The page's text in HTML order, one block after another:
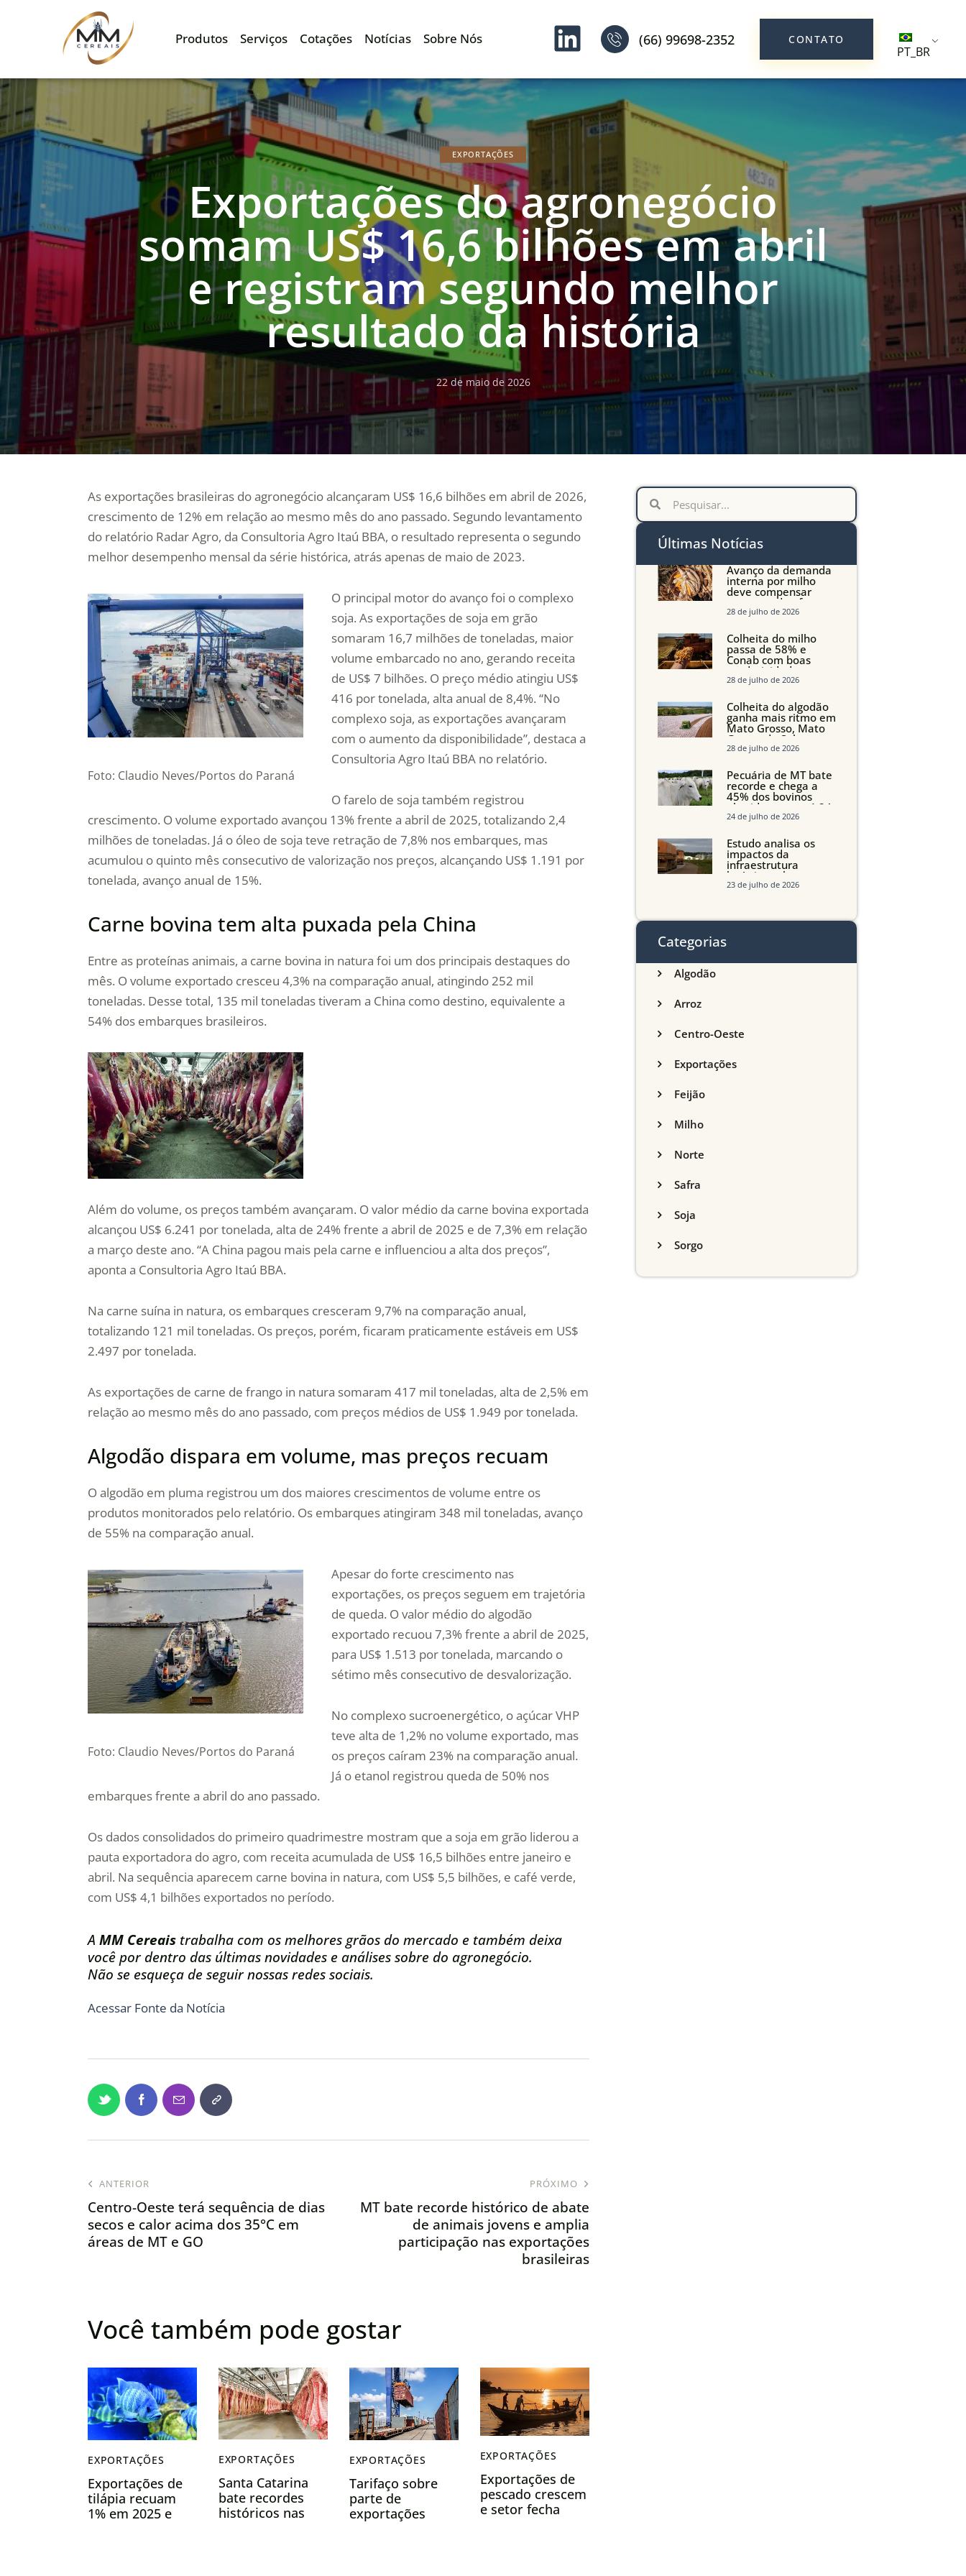
Produtos Serviços Cotações Notícias Sobre Nós (66) 99698-2352 CONTATO
PT_BR
EXPORTAÇÕES
Exportações do agronegócio
somam US$ 16,6 bilhões em abril
e registram segundo melhor
resultado da história
22 de maio de 2026
As exportações brasileiras do agronegócio alcançaram US$ 16,6 bilhões em abril de 2026,
crescimento de 12% em relação ao mesmo mês do ano passado. Segundo levantamento
do relatório Radar Agro, da Consultoria Agro Itaú BBA, o resultado representa o segundo
melhor desempenho mensal da série histórica, atrás apenas de maio de 2023.
Foto: Claudio Neves/Portos do Paraná
O principal motor do avanço foi o complexo
soja. As exportações de soja em grão
somaram 16,7 milhões de toneladas, maior
volume embarcado no ano, gerando receita
de US$ 7 bilhões. O preço médio atingiu US$
416 por tonelada, alta anual de 8,4%. “No
complexo soja, as exportações avançaram
com o aumento da disponibilidade”, destaca a
Consultoria Agro Itaú BBA no relatório.
O farelo de soja também registrou
crescimento. O volume exportado avançou 13% frente a abril de 2025, totalizando 2,4
milhões de toneladas. Já o óleo de soja teve retração de 7,8% nos embarques, mas
acumulou o quinto mês consecutivo de valorização nos preços, alcançando US$ 1.191 por
tonelada, avanço anual de 15%.
Carne bovina tem alta puxada pela China
Entre as proteínas animais, a carne bovina in natura foi um dos principais destaques do
mês. O volume exportado cresceu 4,3% na comparação anual, atingindo 252 mil
toneladas. Desse total, 135 mil toneladas tiveram a China como destino, equivalente a
54% dos embarques brasileiros.
Além do volume, os preços também avançaram. O valor médio da carne bovina exportada
alcançou US$ 6.241 por tonelada, alta de 24% frente a abril de 2025 e de 7,3% em relação
a março deste ano. “A China pagou mais pela carne e influenciou a alta dos preços”,
aponta a Consultoria Agro Itaú BBA.
Na carne suína in natura, os embarques cresceram 9,7% na comparação anual,
totalizando 121 mil toneladas. Os preços, porém, ficaram praticamente estáveis em US$
2.497 por tonelada.
As exportações de carne de frango in natura somaram 417 mil toneladas, alta de 2,5% em
relação ao mesmo mês do ano passado, com preços médios de US$ 1.949 por tonelada.
Algodão dispara em volume, mas preços recuam
O algodão em pluma registrou um dos maiores crescimentos de volume entre os
produtos monitorados pelo relatório. Os embarques atingiram 348 mil toneladas, avanço
de 55% na comparação anual.
Foto: Claudio Neves/Portos do Paraná
Apesar do forte crescimento nas
exportações, os preços seguem em trajetória
de queda. O valor médio do algodão
exportado recuou 7,3% frente a abril de 2025,
para US$ 1.513 por tonelada, marcando o
sétimo mês consecutivo de desvalorização.
No complexo sucroenergético, o açúcar VHP
teve alta de 1,2% no volume exportado, mas
os preços caíram 23% na comparação anual.
Já o etanol registrou queda de 50% nos
embarques frente a abril do ano passado.
Os dados consolidados do primeiro quadrimestre mostram que a soja em grão liderou a
pauta exportadora do agro, com receita acumulada de US$ 16,5 bilhões entre janeiro e
abril. Na sequência aparecem carne bovina in natura, com US$ 5,5 bilhões, e café verde,
com US$ 4,1 bilhões exportados no período.
A MM Cereais trabalha com os melhores grãos do mercado e também deixa
você por dentro das últimas novidades e análises sobre do agronegócio.
Não se esqueça de seguir nossas redes sociais.
Acessar Fonte da Notícia
ANTERIOR
Centro-Oeste terá sequência de dias
secos e calor acima dos 35°C em
áreas de MT e GO
PRÓXIMO
MT bate recorde histórico de abate
de animais jovens e amplia
participação nas exportações
brasileiras
Você também pode gostar
EXPORTAÇÕES
Exportações de
tilápia recuam
1% em 2025 e
EXPORTAÇÕES
Santa Catarina
bate recordes
históricos nas
EXPORTAÇÕES
Tarifaço sobre
parte de
exportações
EXPORTAÇÕES
Exportações de
pescado crescem
e setor fecha
Últimas Notícias
Avanço da demanda
interna por milho
deve compensar
aumento da oferta
com safra recorde em
Imea
28 de julho de 2026
Colheita do milho
passa de 58% e
Conab com boas
produtividades em
Mato Grosso, mas
Maranhão e Piauí
28 de julho de 2026
Colheita do algodão
ganha mais ritmo em
Mato Grosso, Mato
Grosso do Sul e
Maranhão
28 de julho de 2026
Pecuária de MT bate
recorde e chega a
45% dos bovinos
abatidos com até 24
meses
24 de julho de 2026
Estudo analisa os
impactos da
infraestrutura
logística sobre a
produção agrícola de
23 de julho de 2026
Categorias
Algodão
Arroz
Centro-Oeste
Exportações
Feijão
Milho
Norte
Safra
Soja
Sorgo